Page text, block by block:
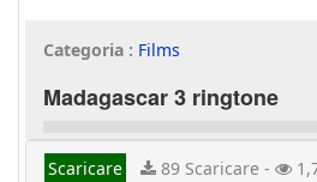
Categoria : Films
Madagascar 3 ringtone
Scaricare 89 Scaricare -